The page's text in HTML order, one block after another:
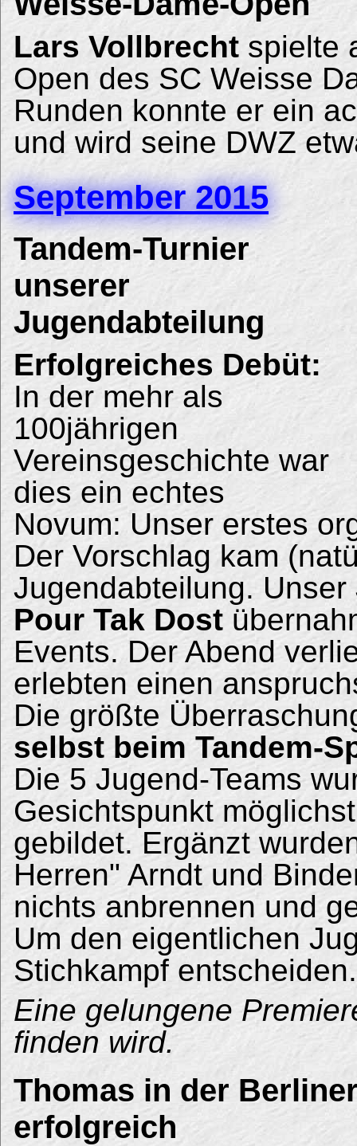
Lars Vollbrecht spielte
Open des SC Weisse
Runden konnte er ein
und wird seine DWZ
September 2015
Tandem-Turnier
unserer
Jugendabteilung
Erfolgreiches Debüt:
In der mehr als
100jährigen
Vereinsgeschichte war
dies ein echtes
Novum: Unser erstes
Der Vorschlag kam
Jugendabteilung.
Pour Tak Dost
Events. Der Abend
erlebten einen
Die größte
selbst beim Tandem-
Die 5 Jugend-Teams
Gesichtspunkt
gebildet. Ergänzt
Herren" Arndt und
nichts anbrennen und
Um den eigentlichen
Stichkampf entscheiden.
Eine gelungene
finden wird.
Thomas in der
erfolgreich